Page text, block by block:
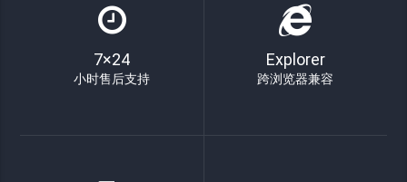
7×24
小时售后支持
Explorer
跨浏览器兼容